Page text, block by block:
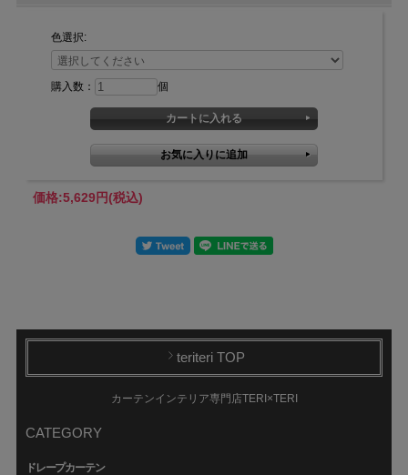
素材：亜鉛・天然木
サイズ：横158ｍm×縦172mm (壁に沿って倒した状態の正面からの寸法)
色選択:
購入数： 個
価格:5,629円(税込)
teriteri TOP
カーテンインテリア専門店TERI×TERI
CATEGORY
ドレープカーテン